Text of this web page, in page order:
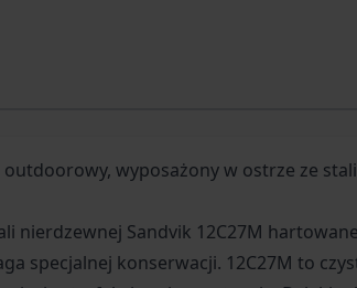
wyposażony w ostrze ze
nierdzewnej Sandvik 12C27M
specjalnej konserwacji. 12C27M to